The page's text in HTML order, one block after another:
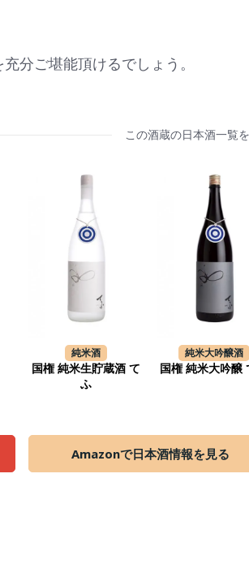
分ご堪能頂けるでしょう。
この酒蔵の日本酒一覧
純米酒
国権 純米生貯蔵酒 て
ふ
純米大吟醸酒
国権 純米大吟醸
Amazonで日本酒情報を見る